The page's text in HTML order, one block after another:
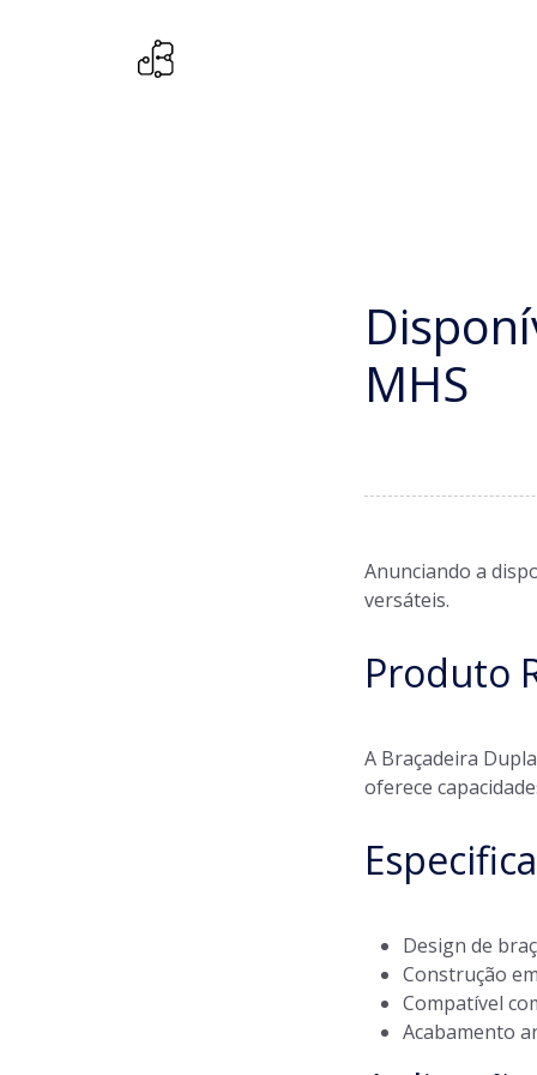
MHS
Anunciando a
versáteis.
Produto
A Braçadeira
oferece
Design de
Construção
Compatível
Acabamento